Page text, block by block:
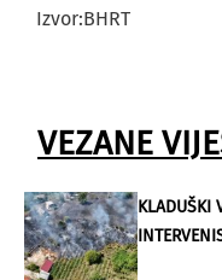
Izvor:BHRT
VEZANE
KLADUŠKI